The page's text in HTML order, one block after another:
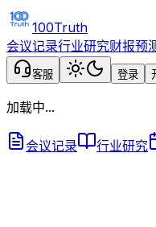
100Truth
会议记录行业研究财报预
客服 登录
加载中...
会议记录 行业研究